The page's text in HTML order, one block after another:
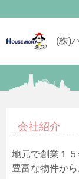
(株)
会社紹介
地元で創業１
豊富な物件か